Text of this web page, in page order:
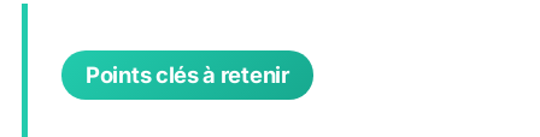
Points clés à retenir